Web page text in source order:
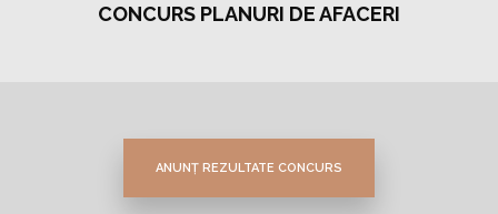
CONCURS PLANURI DE AFACERI
ANUNȚ REZULTATE CONCURS